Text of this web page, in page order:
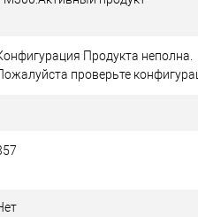
Продукта неполна.
проверьте